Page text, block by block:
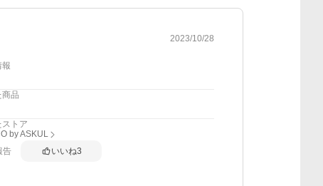
2023/10/28
報
品
トア
by ASKUL
告
いいね3